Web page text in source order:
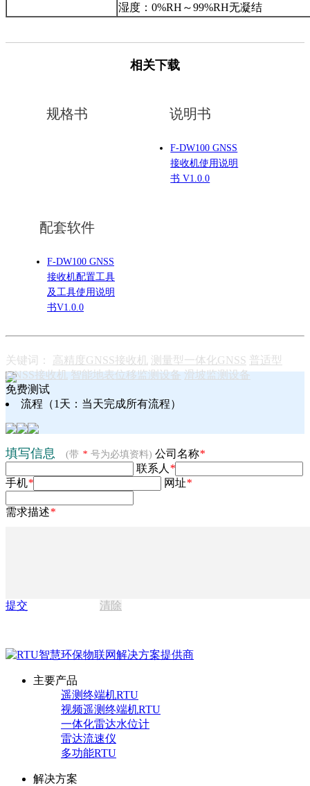
湿度：0%RH～99%RH无凝结
相关下载
规格书 说明书
F-DW100 GNSS
接收机使用说明
书 V1.0.0
配套软件
F-DW100 GNSS
接收机配置工具
及工具使用说明
书V1.0.0
关键词： 高精度GNSS接收机 测量型一体化GNSS 普适型
GNSS接收机 智能地表位移监测设备 滑坡监测设备
免费测试
流程 （1天：当天完成所有流程）
填写信息 (带 * 号为必填资料) 公司名称*
联系人 *
手机* 网址*
需求描述*
提交 清除
主要产品
遥测终端机RTU
视频遥测终端机RTU
一体化雷达水位计
雷达流速仪
多功能RTU
解决方案